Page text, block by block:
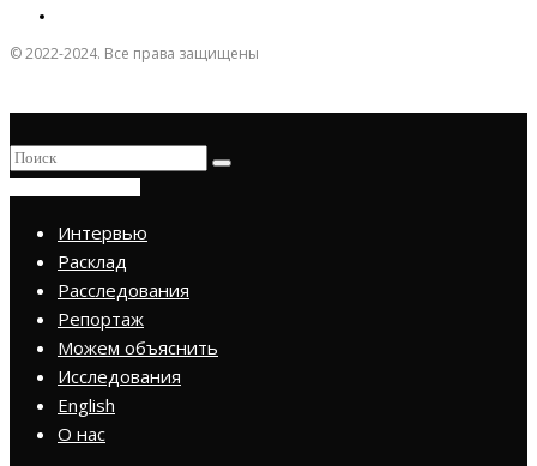
© 2022-2024. Все права защищены
Интервью
Расклад
Расследования
Репортаж
Можем объяснить
Исследования
English
О нас